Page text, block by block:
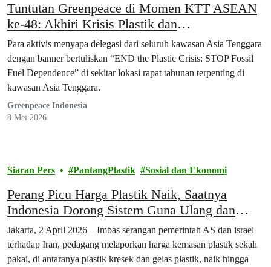
Tuntutan Greenpeace di Momen KTT ASEAN
ke-48: Akhiri Krisis Plastik dan
Ketergantungan pada Bahan Bakar Fosil
Sekarang Juga!
Para aktivis menyapa delegasi dari seluruh kawasan Asia Tenggara
dengan banner bertuliskan “END the Plastic Crisis: STOP Fossil
Fuel Dependence” di sekitar lokasi rapat tahunan terpenting di
kawasan Asia Tenggara.
Greenpeace Indonesia
8 Mei 2026
Siaran Pers PantangPlastik Sosial dan Ekonomi
Perang Picu Harga Plastik Naik, Saatnya
Indonesia Dorong Sistem Guna Ulang dan
Lepas dari Ketergantungan Bahan Bakar Fosil
Jakarta, 2 April 2026 – Imbas serangan pemerintah AS dan israel
terhadap Iran, pedagang melaporkan harga kemasan plastik sekali
pakai, di antaranya plastik kresek dan gelas plastik, naik hingga